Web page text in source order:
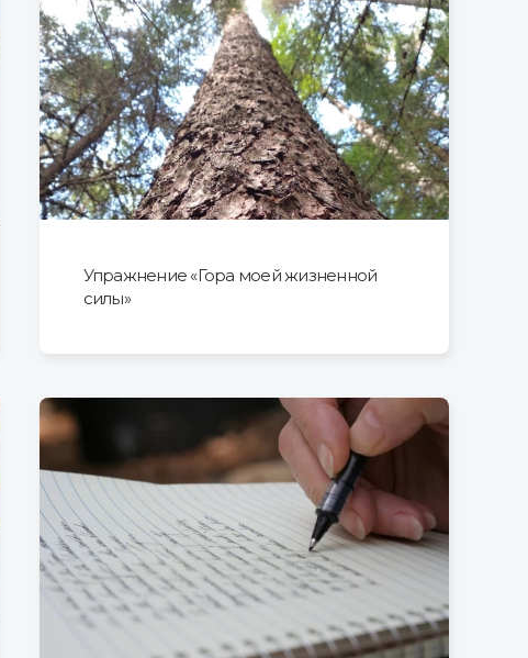
Упражнение «Гора моей жизненной
силы»